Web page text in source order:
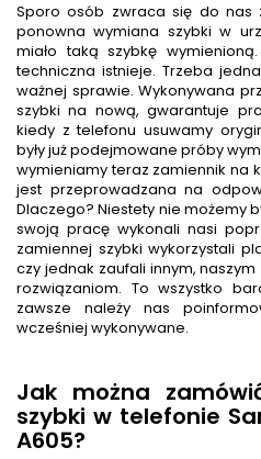
Sporo osób zwraca się do nas
ponowna wymiana szybki w
miało taką szybkę
techniczna istnieje. Trzeba
ważnej sprawie. Wykonywana
szybki na nową, gwarantuje
kiedy z telefonu usuwamy
były już podejmowane próby
wymieniamy teraz zamiennik na
jest przeprowadzana na
Dlaczego? Niestety nie możemy
swoją pracę wykonali nasi
zamiennej szybki wykorzystali
czy jednak zaufali innym,
rozwiązaniom. To wszystko
zawsze należy nas
wcześniej wykonywane.
Jak można
szybki w telefonie
A605?